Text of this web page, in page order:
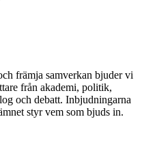
främja samverkan bjuder vi
från akademi, politik,
och debatt. Inbjudningarna
styr vem som bjuds in.